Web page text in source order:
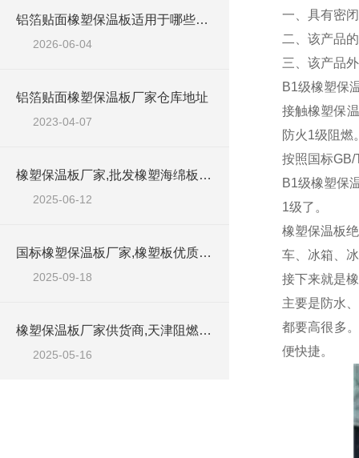
铝箔贴面橡塑保温板适用于哪些工程场景？
2026-06-04
铝箔贴面橡塑保温板厂家仓库地址
2023-04-07
橡塑保温板厂家,批发橡塑海绵板工厂
2025-06-12
国标橡塑保温板厂家,橡塑板优质批发商
2025-09-18
橡塑保温板厂家供货商,天津阻燃橡塑板材
2025-05-16
一、具有密
二、该产品
三、该产品
B1级橡塑保
接触橡塑保
防火1级阻燃
按照国标
B1级橡塑保
1级了。
橡塑保温板
车、冰箱、
接下来就是
主要是防水
都要高很多
便快捷。